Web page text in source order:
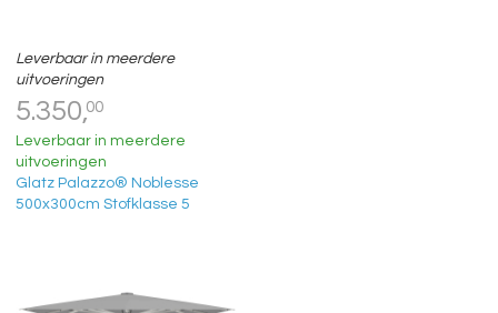
Leverbaar in meerdere
uitvoeringen
5.350,00
Leverbaar in meerdere
uitvoeringen
Glatz Palazzo® Noblesse
500x300cm Stofklasse 5